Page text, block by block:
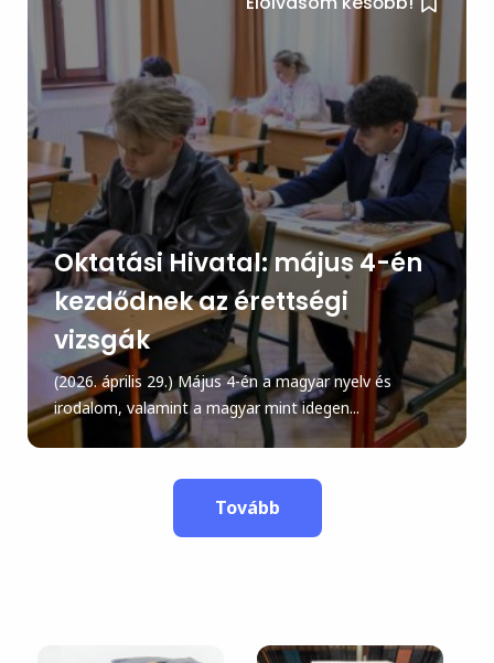
Oktatási Hivatal: május 4-én
kezdődnek az érettségi
vizsgák
(2026. április 29.) Május 4-én a magyar nyelv és
irodalom, valamint a magyar mint idegen...
Tovább